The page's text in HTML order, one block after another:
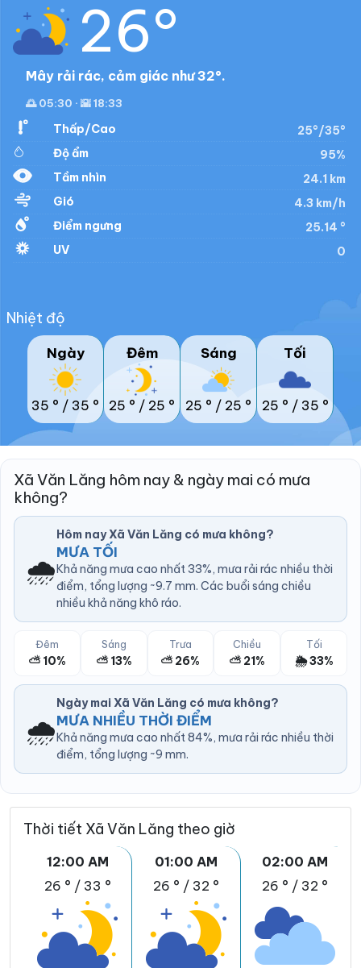
26°
Mây rải rác, cảm giác như 32°.
🌅 05:30 · 🌇 18:33
Thấp/Cao
25°/35°
Độ ẩm
95%
Tầm nhìn
24.1 km
Gió
4.3 km/h
Điểm ngưng
25.14 °
UV
0
Nhiệt độ
Ngày
35 ° / 35 °
Đêm
25 ° / 25 °
Sáng
25 ° / 25 °
Tối
25 ° / 35 °
Xã Văn Lăng hôm nay & ngày mai có mưa
không?
🌧️
Hôm nay Xã Văn Lăng có mưa không?
MƯA TỐI
Khả năng mưa cao nhất 33%, mưa rải rác nhiều thời
điểm, tổng lượng ~9.7 mm. Các buổi sáng chiều
nhiều khả năng khô ráo.
Đêm
⛅ 10%
Sáng
⛅ 13%
Trưa
⛅ 26%
Chiều
⛅ 21%
Tối
🌦️ 33%
🌧️
Ngày mai Xã Văn Lăng có mưa không?
MƯA NHIỀU THỜI ĐIỂM
Khả năng mưa cao nhất 84%, mưa rải rác nhiều thời
điểm, tổng lượng ~9 mm.
Thời tiết Xã Văn Lăng theo giờ
12:00 AM
26 ° / 33 °
01:00 AM
26 ° / 32 °
02:00 AM
26 ° / 32 °